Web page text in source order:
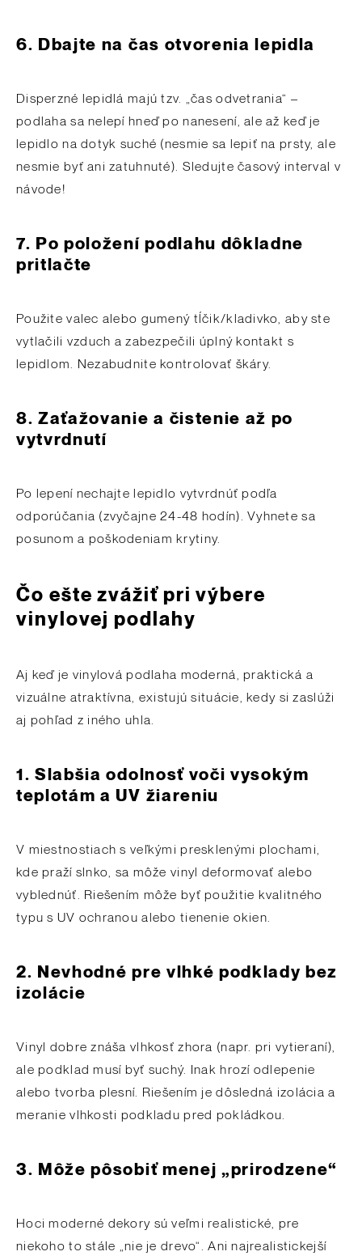
6. Dbajte na čas otvorenia lepidla
Disperzné lepidlá majú tzv. „čas odvetrania“ –
podlaha sa nelepí hneď po nanesení, ale až keď je
lepidlo na dotyk suché (nesmie sa lepiť na prsty, ale
nesmie byť ani zatuhnuté). Sledujte časový interval v
návode!
7. Po položení podlahu dôkladne
pritlačte
Použite valec alebo gumený tĺčik/kladivko, aby ste
vytlačili vzduch a zabezpečili úplný kontakt s
lepidlom. Nezabudnite kontrolovať škáry.
8.Zaťažovanie a čistenie až po
vytvrdnutí
Po lepení nechajte lepidlo vytvrdnúť podľa
odporúčania (zvyčajne 24-48 hodín). Vyhnete sa
posunom a poškodeniam krytiny.
Čo ešte zvážiť pri výbere
vinylovej podlahy
Aj keď je vinylová podlaha moderná, praktická a
vizuálne atraktívna, existujú situácie, kedy si zaslúži
aj pohľad z iného uhla.
1. Slabšia odolnosť voči vysokým
teplotám a UV žiareniu
V miestnostiach s veľkými presklenými plochami,
kde praží slnko, sa môže vinyl deformovať alebo
vyblednúť. Riešením môže byť použitie kvalitného
typu s UV ochranou alebo tienenie okien.
2. Nevhodné pre vlhké podklady bez
izolácie
Vinyl dobre znáša vlhkosť zhora (napr. pri vytieraní),
ale podklad musí byť suchý. Inak hrozí odlepenie
alebo tvorba plesní. Riešením je dôsledná izolácia a
meranie vlhkosti podkladu pred pokládkou.
3. Môže pôsobiť menej „prirodzene“
Hoci moderné dekory sú veľmi realistické, pre
niekoho to stále „nie je drevo“. Ani najrealistickejší